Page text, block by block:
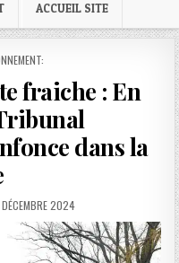
ACCUEIL SITE
fraiche : En
dans la
DÉCEMBRE 2024